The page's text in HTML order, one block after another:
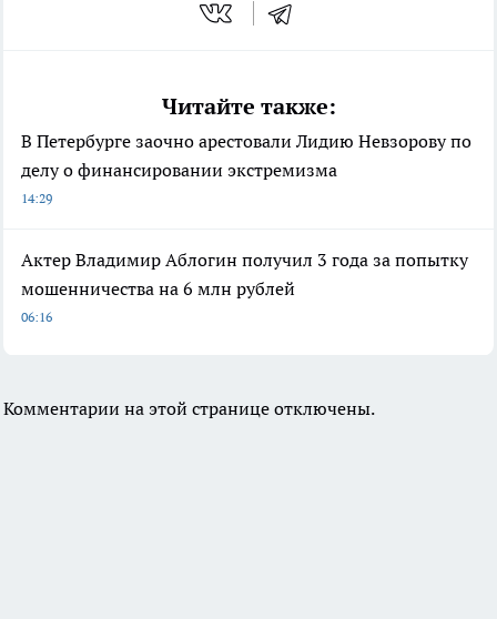
Читайте также:
В Петербурге заочно арестовали Лидию Невзорову по
делу о финансировании экстремизма
14:29
Актер Владимир Аблогин получил 3 года за попытку
мошенничества на 6 млн рублей
06:16
Комментарии на этой странице отключены.